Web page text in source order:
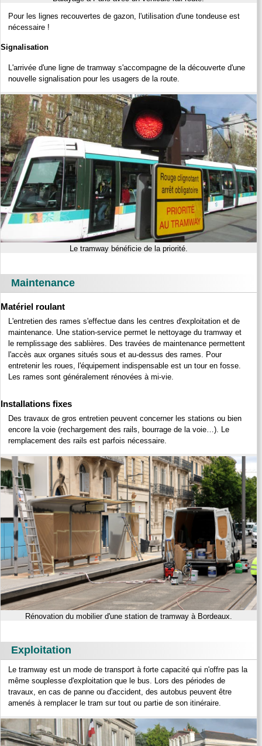
Pour les lignes recouvertes de gazon, l'utilisation d'une tondeuse est
nécessaire !
Signalisation
L'arrivée d'une ligne de tramway s'accompagne de la découverte d'une
nouvelle signalisation pour les usagers de la route.
Le tramway bénéficie de la priorité.
Maintenance
Matériel roulant
L'entretien des rames s'effectue dans les centres d'exploitation et de
maintenance. Une station-service permet le nettoyage du tramway et
le remplissage des sablières. Des travées de maintenance permettent
l'accès aux organes situés sous et au-dessus des rames. Pour
entretenir les roues, l'équipement indispensable est un tour en fosse.
Les rames sont généralement rénovées à mi-vie.
Installations fixes
Des travaux de gros entretien peuvent concerner les stations ou bien
encore la voie (rechargement des rails, bourrage de la voie…). Le
remplacement des rails est parfois nécessaire.
Rénovation du mobilier d'une station de tramway à Bordeaux.
Exploitation
Le tramway est un mode de transport à forte capacité qui n'offre pas la
même souplesse d'exploitation que le bus. Lors des périodes de
travaux, en cas de panne ou d'accident, des autobus peuvent être
amenés à remplacer le tram sur tout ou partie de son itinéraire.